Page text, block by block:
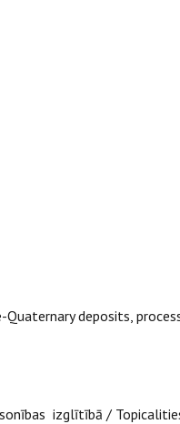
deposits,
izglītībā /